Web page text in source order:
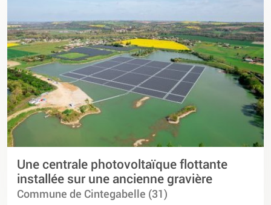
Une centrale photovoltaïque flottante
installée sur une ancienne gravière
Commune de Cintegabelle (31)